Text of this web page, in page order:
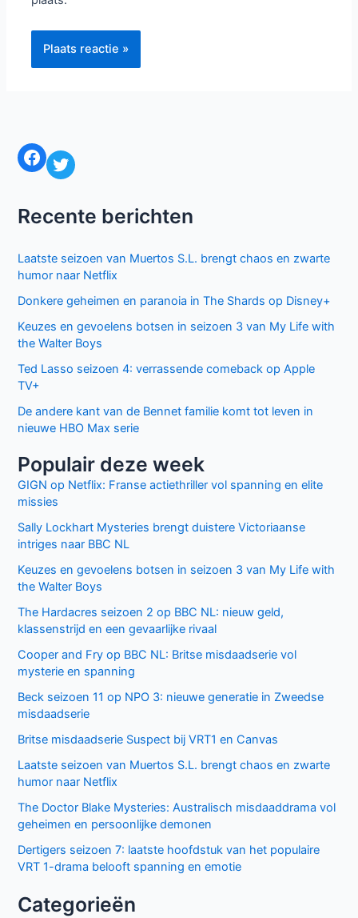
Facebook Twitter
Recente berichten
Laatste seizoen van Muertos S.L. brengt chaos en zwarte
humor naar Netflix
Donkere geheimen en paranoia in The Shards op Disney+
Keuzes en gevoelens botsen in seizoen 3 van My Life with
the Walter Boys
Ted Lasso seizoen 4: verrassende comeback op Apple
TV+
De andere kant van de Bennet familie komt tot leven in
nieuwe HBO Max serie
Populair deze week
GIGN op Netflix: Franse actiethriller vol spanning en elite
missies
Sally Lockhart Mysteries brengt duistere Victoriaanse
intriges naar BBC NL
Keuzes en gevoelens botsen in seizoen 3 van My Life with
the Walter Boys
The Hardacres seizoen 2 op BBC NL: nieuw geld,
klassenstrijd en een gevaarlijke rivaal
Cooper and Fry op BBC NL: Britse misdaadserie vol
mysterie en spanning
Beck seizoen 11 op NPO 3: nieuwe generatie in Zweedse
misdaadserie
Britse misdaadserie Suspect bij VRT1 en Canvas
Laatste seizoen van Muertos S.L. brengt chaos en zwarte
humor naar Netflix
The Doctor Blake Mysteries: Australisch misdaaddrama vol
geheimen en persoonlijke demonen
Dertigers seizoen 7: laatste hoofdstuk van het populaire
VRT 1-drama belooft spanning en emotie
Categorieën